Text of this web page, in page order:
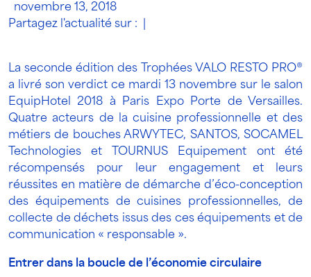
novembre 13, 2018
Partagez l'actualité sur :
La seconde édition des Trophées VALO RESTO PRO®
a livré son verdict ce mardi 13 novembre sur le salon
EquipHotel 2018 à Paris Expo Porte de Versailles.
Quatre acteurs de la cuisine professionnelle et des
métiers de bouches ARWYTEC, SANTOS, SOCAMEL
Technologies et TOURNUS Equipement ont été
récompensés pour leur engagement et leurs
réussites en matière de démarche d’éco-conception
des équipements de cuisines professionnelles, de
collecte de déchets issus des ces équipements et de
communication « responsable ».
Entrer dans la boucle de l’économie circulaire